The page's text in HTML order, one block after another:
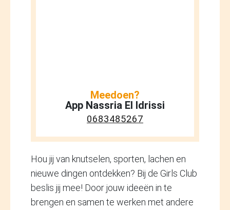
Meedoen?
App Nassria El Idrissi
0683485267
Hou jij van knutselen, sporten, lachen en
nieuwe dingen ontdekken? Bij de Girls Club
beslis jij mee! Door jouw ideeën in te
brengen en samen te werken met andere